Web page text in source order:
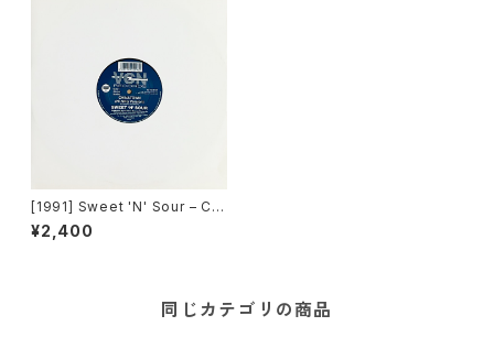
[1991] Sweet 'N' Sour – Chi
natown [VCN Records]
¥2,400
同じカテゴリの商品